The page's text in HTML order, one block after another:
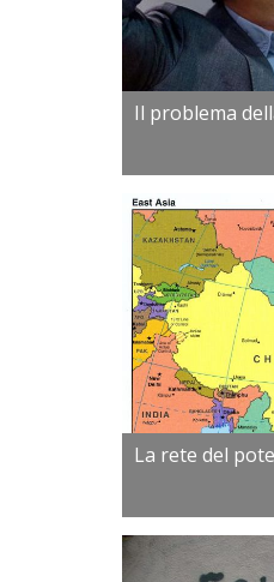
Il problema
La rete del